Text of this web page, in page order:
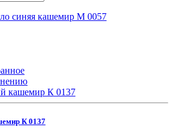
синяя кашемир М 0057
К 0137